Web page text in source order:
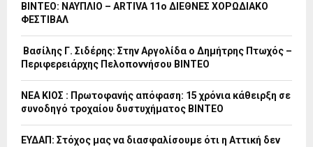
ΒΙΝΤΕΟ: ΝΑΥΠΛΙΟ – ARTIVA 11ο ΔΙΕΘΝΕΣ ΧΟΡΩΔΙΑΚΟ
ΦΕΣΤΙΒΑΛ
Βασίλης Γ. Σιδέρης: Στην Αργολίδα ο Δημήτρης Πτωχός –
Περιφερειάρχης Πελοποννήσου ΒΙΝΤΕΟ
ΝΕΑ ΚΙΟΣ : Πρωτοφανής απόφαση: 15 χρόνια κάθειρξη σε
συνοδηγό τροχαίου δυστυχήματος ΒΙΝΤΕΟ
ΕΥΔΑΠ: Στόχος μας να διασφαλίσουμε ότι η Αττική δεν